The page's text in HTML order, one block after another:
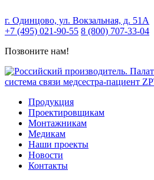
г. Одинцово, ул. Вокзальная, д. 51А
+7 (495) 021-90-55 8 (800) 707-33-04
Позвоните нам!
Продукция
Проектировщикам
Монтажникам
Медикам
Наши проекты
Новости
Контакты